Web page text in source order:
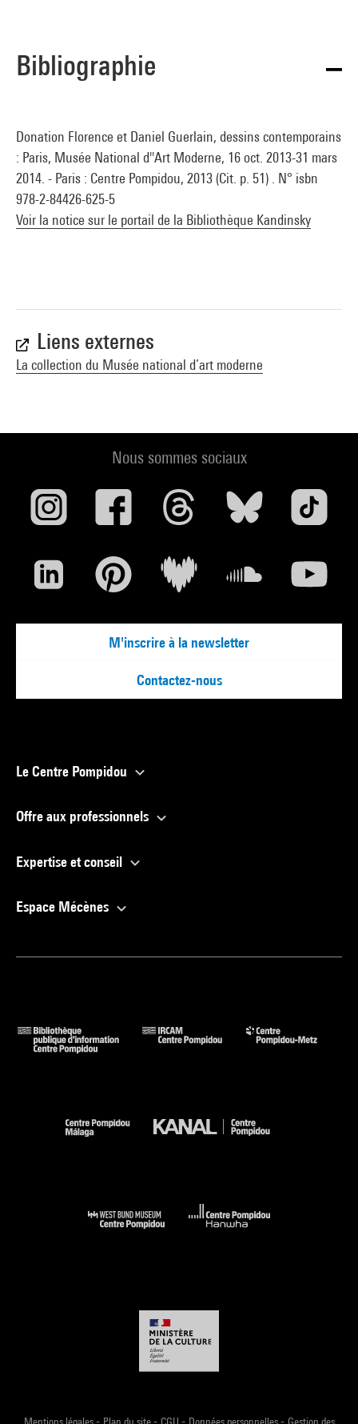
Bibliographie
Donation Florence et Daniel Guerlain, dessins contemporains
: Paris, Musée National d''Art Moderne, 16 oct. 2013-31 mars
2014. - Paris : Centre Pompidou, 2013 (Cit. p. 51) . N° isbn
978-2-84426-625-5
Voir la notice sur le portail de la Bibliothèque Kandinsky
Liens externes
La collection du Musée national d’art moderne
Nous sommes sociaux
M'inscrire à la newsletter
Contactez-nous
Le Centre Pompidou
Offre aux professionnels
Expertise et conseil
Espace Mécènes
- - - -